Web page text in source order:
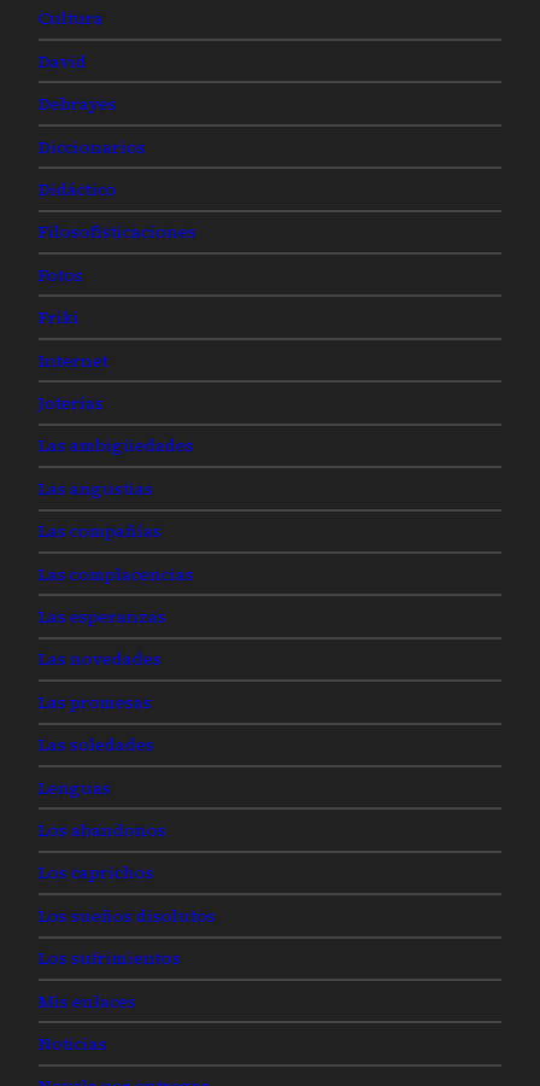
Cultura
David
Debrayes
Diccionarios
Didáctico
Filosofisticaciones
Fotos
Friki
Internet
Joterías
Las ambigüedades
Las angustias
Las compañías
Las complacencias
Las esperanzas
Las novedades
Las promesas
Las soledades
Lenguas
Los abandonos
Los caprichos
Los sueños disolutos
Los sufrimientos
Mis enlaces
Noticias